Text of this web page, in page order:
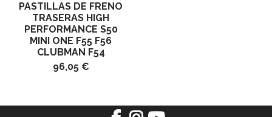
PASTILLAS DE FRENO
TRASERAS HIGH
PERFORMANCE S50
MINI ONE F55 F56
CLUBMAN F54
96,05 €